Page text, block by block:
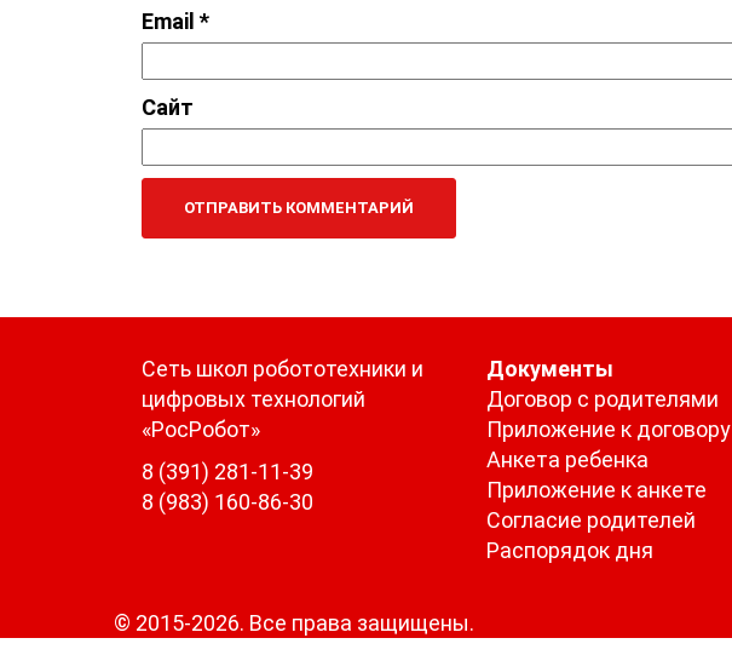
Email *
Сайт
Сеть школ робототехники и
цифровых технологий
«РосРобот»
8 (391) 281-11-39
8 (983) 160-86-30
Документы
Договор с родителями
Приложение к договору
Анкета ребенка
Приложение к анкете
Согласие родителей
Распорядок дня
© 2015-2026. Все права защищены.